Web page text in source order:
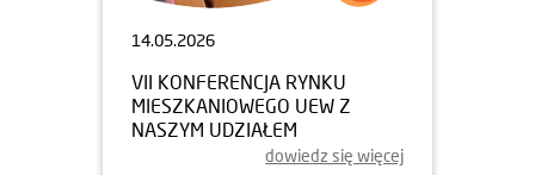
14.05.2026
VII KONFERENCJA RYNKU
MIESZKANIOWEGO UEW Z
NASZYM UDZIAŁEM
dowiedz się więcej